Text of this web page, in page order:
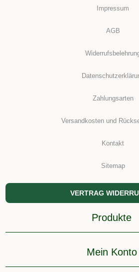
Impressum
AGB
Zahlungsarten
Versandkosten und
Kontakt
Sitemap
VERTRAG
Produkte
Mein Konto